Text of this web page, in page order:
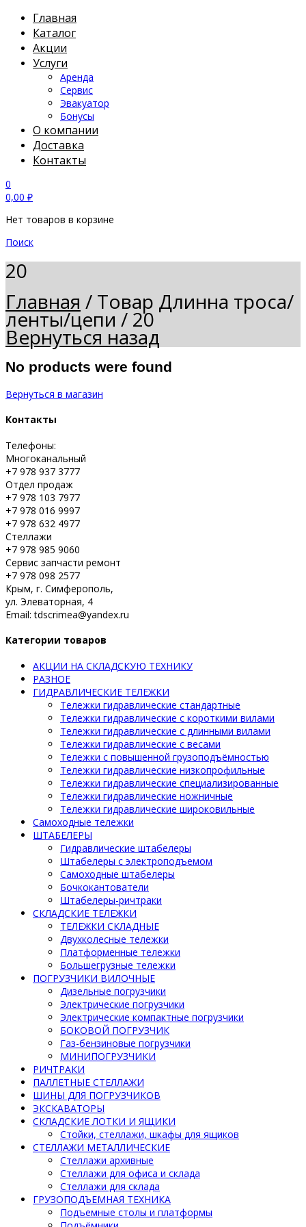
Главная
Каталог
Акции
Услуги
Аренда
Сервис
Эвакуатор
Бонусы
О компании
Доставка
Контакты
0
0,00 ₽
Нет товаров в корзине
Поиск
20
Главная / Товар Длинна троса/
ленты/цепи / 20
Вернуться назад
No products were found
Вернуться в магазин
Контакты
Телефоны:
Многоканальный
+7 978 937 3777
Отдел продаж
+7 978 103 7977
+7 978 016 9997
+7 978 632 4977
Стеллажи
+7 978 985 9060
Сервис запчасти ремонт
+7 978 098 2577
Крым, г. Симферополь,
ул. Элеваторная, 4
Email: tdscrimea@yandex.ru
Категории товаров
АКЦИИ НА СКЛАДСКУЮ ТЕХНИКУ
РАЗНОЕ
ГИДРАВЛИЧЕСКИЕ ТЕЛЕЖКИ
Тележки гидравлические стандартные
Тележки гидравлические с короткими вилами
Тележки гидравлические с длинными вилами
Тележки гидравлические с весами
Тележки с повышенной грузоподъёмностью
Тележки гидравлические низкопрофильные
Тележки гидравлические специализированные
Тележки гидравлические ножничные
Тележки гидравлические широковильные
Самоходные тележки
ШТАБЕЛЕРЫ
Гидравлические штабелеры
Штабелеры с электроподъемом
Самоходные штабелеры
Бочкокантователи
Штабелеры-ричтраки
СКЛАДСКИЕ ТЕЛЕЖКИ
ТЕЛЕЖКИ СКЛАДНЫЕ
Двухколесные тележки
Платформенные тележки
Большегрузные тележки
ПОГРУЗЧИКИ ВИЛОЧНЫЕ
Дизельные погрузчики
Электрические погрузчики
Электрические компактные погрузчики
БОКОВОЙ ПОГРУЗЧИК
Газ-бензиновые погрузчики
МИНИПОГРУЗЧИКИ
РИЧТРАКИ
ПАЛЛЕТНЫЕ СТЕЛЛАЖИ
ШИНЫ ДЛЯ ПОГРУЗЧИКОВ
ЭКСКАВАТОРЫ
СКЛАДСКИЕ ЛОТКИ И ЯЩИКИ
Стойки, стеллажи, шкафы для ящиков
СТЕЛЛАЖИ МЕТАЛЛИЧЕСКИЕ
Стеллажи архивные
Стеллажи для офиса и склада
Стеллажи для склада
ГРУЗОПОДЪЕМНАЯ ТЕХНИКА
Подъемные столы и платформы